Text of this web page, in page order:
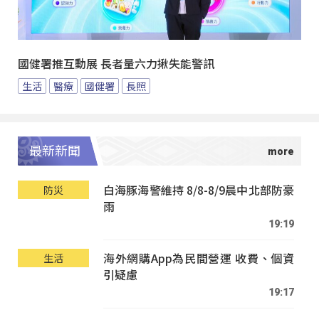
國健署推互動展 長者量六力揪失能警訊
生活 醫療 國健署 長照
最新新聞
防災
白海豚海警維持 8/8-8/9晨中北部防豪
雨
19:19
生活
海外網購App為民間營運 收費、個資
引疑慮
19:17